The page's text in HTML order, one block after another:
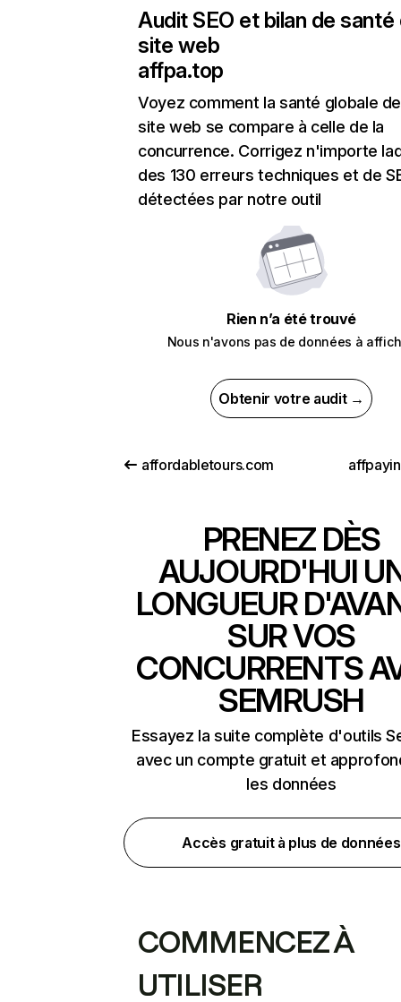
Audit SEO et bilan de santé
site web
affpa.top
Voyez comment la santé globale
site web se compare à celle de la
concurrence. Corrigez n'importe
des 130 erreurs techniques et de
détectées par notre outil
Rien n’a été trouvé
Nous n'avons pas de données à
Obtenir votre audit →
affordabletours.com
PRENEZ DÈS
AUJOURD'HUI
LONGUEUR
SUR VOS
CONCURRENTS
SEMRUSH
Essayez la suite complète d'outils
avec un compte gratuit et
les données
Accès gratuit à plus de données
COMMENCEZ À
UTILISER